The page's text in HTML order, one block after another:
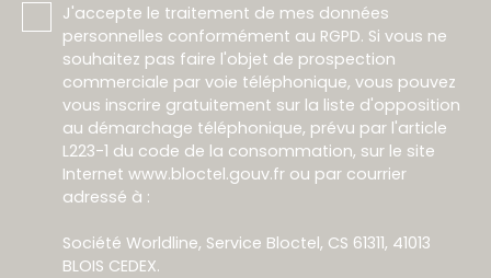
J'accepte le traitement de mes données
personnelles conformément au RGPD. Si vous ne
souhaitez pas faire l'objet de prospection
commerciale par voie téléphonique, vous pouvez
vous inscrire gratuitement sur la liste d'opposition
au démarchage téléphonique, prévu par l'article
L223-1 du code de la consommation, sur le site
Internet www.bloctel.gouv.fr ou par courrier
adressé à :
Société Worldline, Service Bloctel, CS 61311, 41013
BLOIS CEDEX.